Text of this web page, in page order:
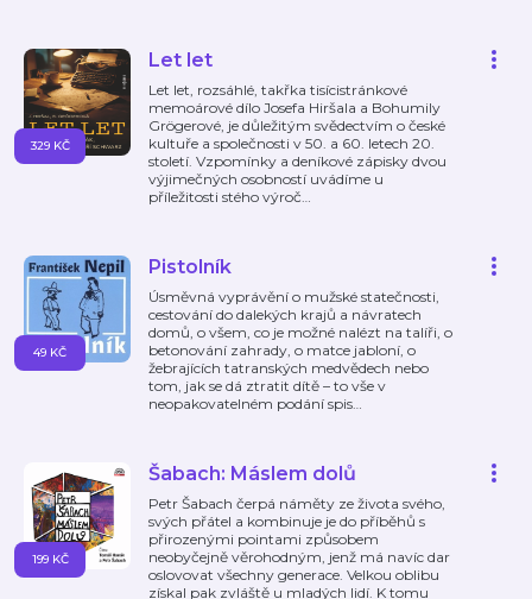
Let let
Let let, rozsáhlé, takřka tisícistránkové
memoárové dílo Josefa Hiršala a Bohumily
Grögerové, je důležitým svědectvím o české
kultuře a společnosti v 50. a 60. letech 20.
století. Vzpomínky a deníkové zápisky dvou
výjimečných osobností uvádíme u
příležitosti stého výroč…
329 KČ
Pistolník
Úsměvná vyprávění o mužské statečnosti,
cestování do dalekých krajů a návratech
domů, o všem, co je možné nalézt na talíři, o
betonování zahrady, o matce jabloní, o
žebrajících tatranských medvědech nebo
tom, jak se dá ztratit dítě – to vše v
neopakovatelném podání spis…
49 KČ
Šabach: Máslem dolů
Petr Šabach čerpá náměty ze života svého,
svých přátel a kombinuje je do příběhů s
přirozenými pointami způsobem
neobyčejně věrohodným, jenž má navíc dar
oslovovat všechny generace. Velkou oblibu
získal pak zvláště u mladých lidí. K tomu
199 KČ